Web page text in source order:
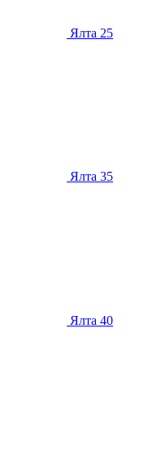
Ялта 25
Ялта 35
Ялта 40